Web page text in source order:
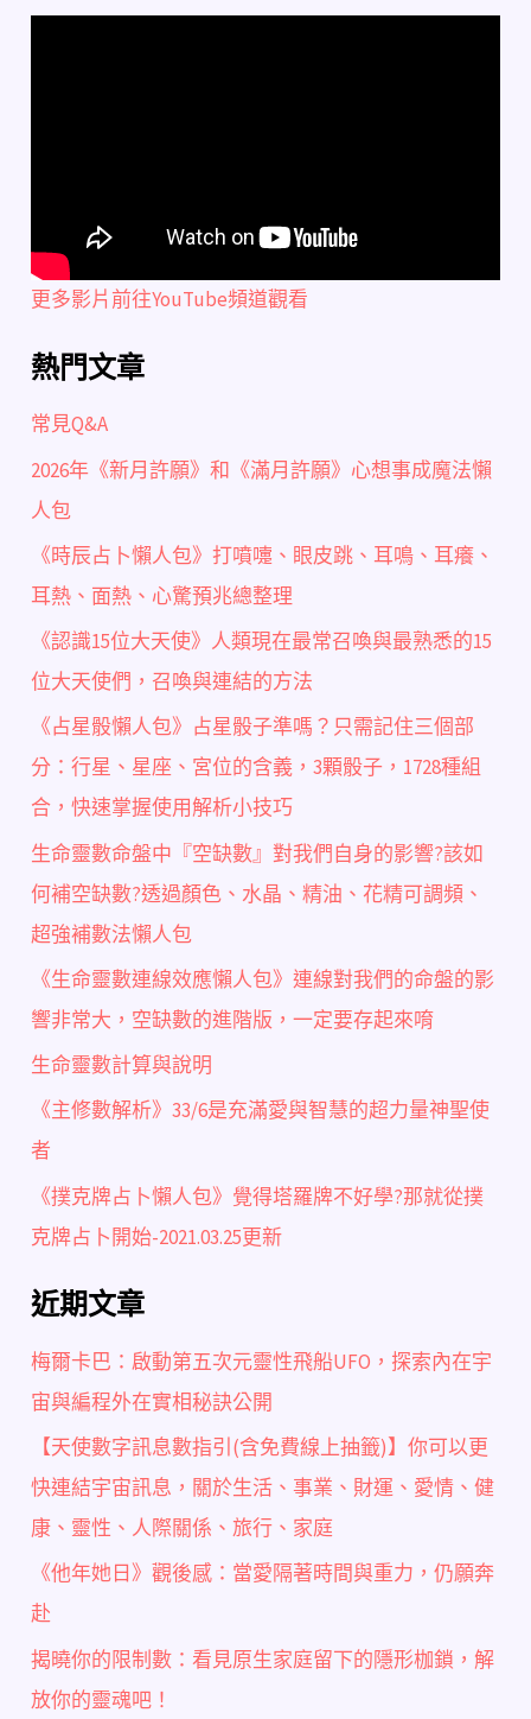
更多影片前往YouTube頻道觀看
熱門文章
常見Q&A
2026年《新月許願》和《滿月許願》心想事成魔法懶
人包
《時辰占卜懶人包》打噴嚏、眼皮跳、耳鳴、耳癢、
耳熱、面熱、心驚預兆總整理
《認識15位大天使》人類現在最常召喚與最熟悉的15
位大天使們，召喚與連結的方法
《占星骰懶人包》占星骰子準嗎？只需記住三個部
分：行星、星座、宮位的含義，3顆骰子，1728種組
合，快速掌握使用解析小技巧
生命靈數命盤中『空缺數』對我們自身的影響?該如
何補空缺數?透過顏色、水晶、精油、花精可調頻、
超強補數法懶人包
《生命靈數連線效應懶人包》連線對我們的命盤的影
響非常大，空缺數的進階版，一定要存起來唷
生命靈數計算與說明
《主修數解析》33/6是充滿愛與智慧的超力量神聖使
者
《撲克牌占卜懶人包》覺得塔羅牌不好學?那就從撲
克牌占卜開始-2021.03.25更新
近期文章
梅爾卡巴：啟動第五次元靈性飛船UFO，探索內在宇
宙與編程外在實相秘訣公開
【天使數字訊息數指引(含免費線上抽籤)】你可以更
快連結宇宙訊息，關於生活、事業、財運、愛情、健
康、靈性、人際關係、旅行、家庭
《他年她日》觀後感：當愛隔著時間與重力，仍願奔
赴
揭曉你的限制數：看見原生家庭留下的隱形枷鎖，解
放你的靈魂吧！